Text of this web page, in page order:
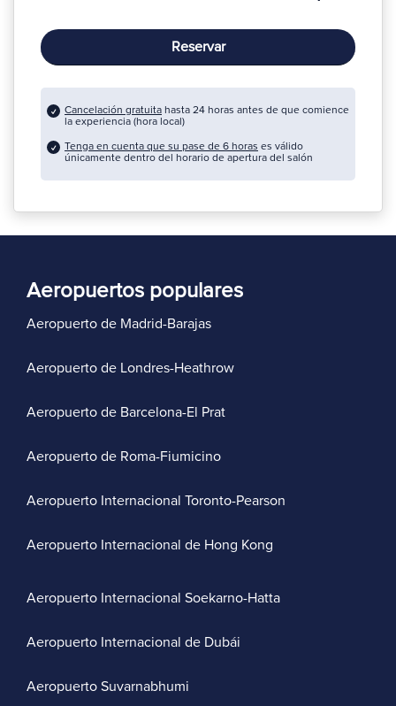
Reservar
Cancelación gratuita hasta 24 horas antes de que comience
la experiencia (hora local)
Tenga en cuenta que su pase de 6 horas es válido
únicamente dentro del horario de apertura del salón
Aeropuertos populares
Aeropuerto de Madrid-Barajas
Aeropuerto de Londres-Heathrow
Aeropuerto de Barcelona-El Prat
Aeropuerto de Roma-Fiumicino
Aeropuerto Internacional Toronto-Pearson
Aeropuerto Internacional de Hong Kong
Aeropuerto Internacional Soekarno-Hatta
Aeropuerto Internacional de Dubái
Aeropuerto Suvarnabhumi